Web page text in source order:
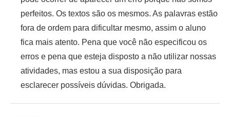
perfeitos. Os textos são os mesmos. As palavras estão
fora de ordem para dificultar mesmo, assim o aluno
fica mais atento. Pena que você não especificou os
erros e pena que esteja disposto a não utilizar nossas
atividades, mas estou a sua disposição para
esclarecer possíveis dúvidas. Obrigada.